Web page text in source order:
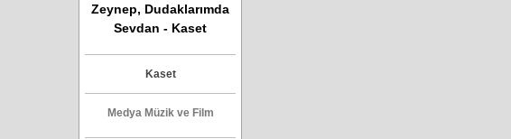
Zeynep, Dudaklarımda
Sevdan - Kaset
Kaset
Medya Müzik ve Film